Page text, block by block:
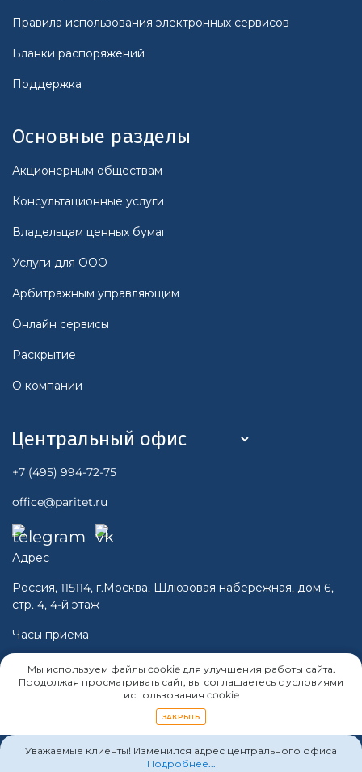
Мы используем файлы cookie для улучшения работы сайта.
Продолжая просматривать сайт, вы соглашаетесь с условиями
использования cookie
ЗАКРЫТЬ
Уважаемые клиенты! Изменился адрес центрального офиса
Подробнее...
Правила использования электронных сервисов
Бланки распоряжений
Поддержка
Основные разделы
Акционерным обществам
Консультационные услуги
Владельцам ценных бумаг
Услуги для ООО
Арбитражным управляющим
Онлайн сервисы
Раскрытие
О компании
+7 (495) 994-72-75
office@paritet.ru
Адрес
Россия, 115114, г.Москва, Шлюзовая набережная, дом 6,
стр. 4, 4-й этаж
Часы приема
Пн-Чт 10:00 - 16:00
Пт 10:00 -15:00